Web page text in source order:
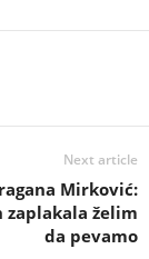
Next article
Mirković:
zaplakala želim
da pevamo